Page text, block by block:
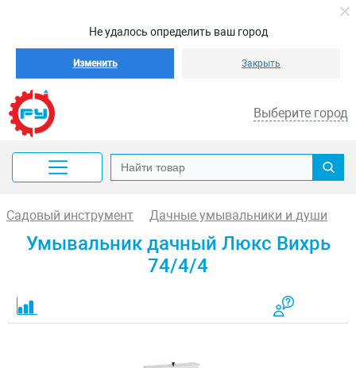
Не удалось определить ваш город
Изменить Закрыть
Выберите город
Садовый инструмент Дачные умывальники и души
Умывальник дачный Люкс Вихрь
74/4/4